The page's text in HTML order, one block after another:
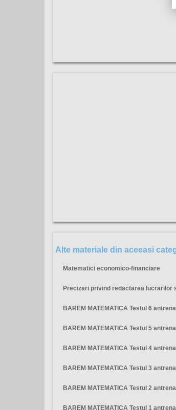
Alte materiale din aceeasi
Matematici economico-financiare
Precizari privind redactarea lucrarilor
BAREM MATEMATICA Testul 6
BAREM MATEMATICA Testul 5
BAREM MATEMATICA Testul 4
BAREM MATEMATICA Testul 3
BAREM MATEMATICA Testul 2
BAREM MATEMATICA Testul 1